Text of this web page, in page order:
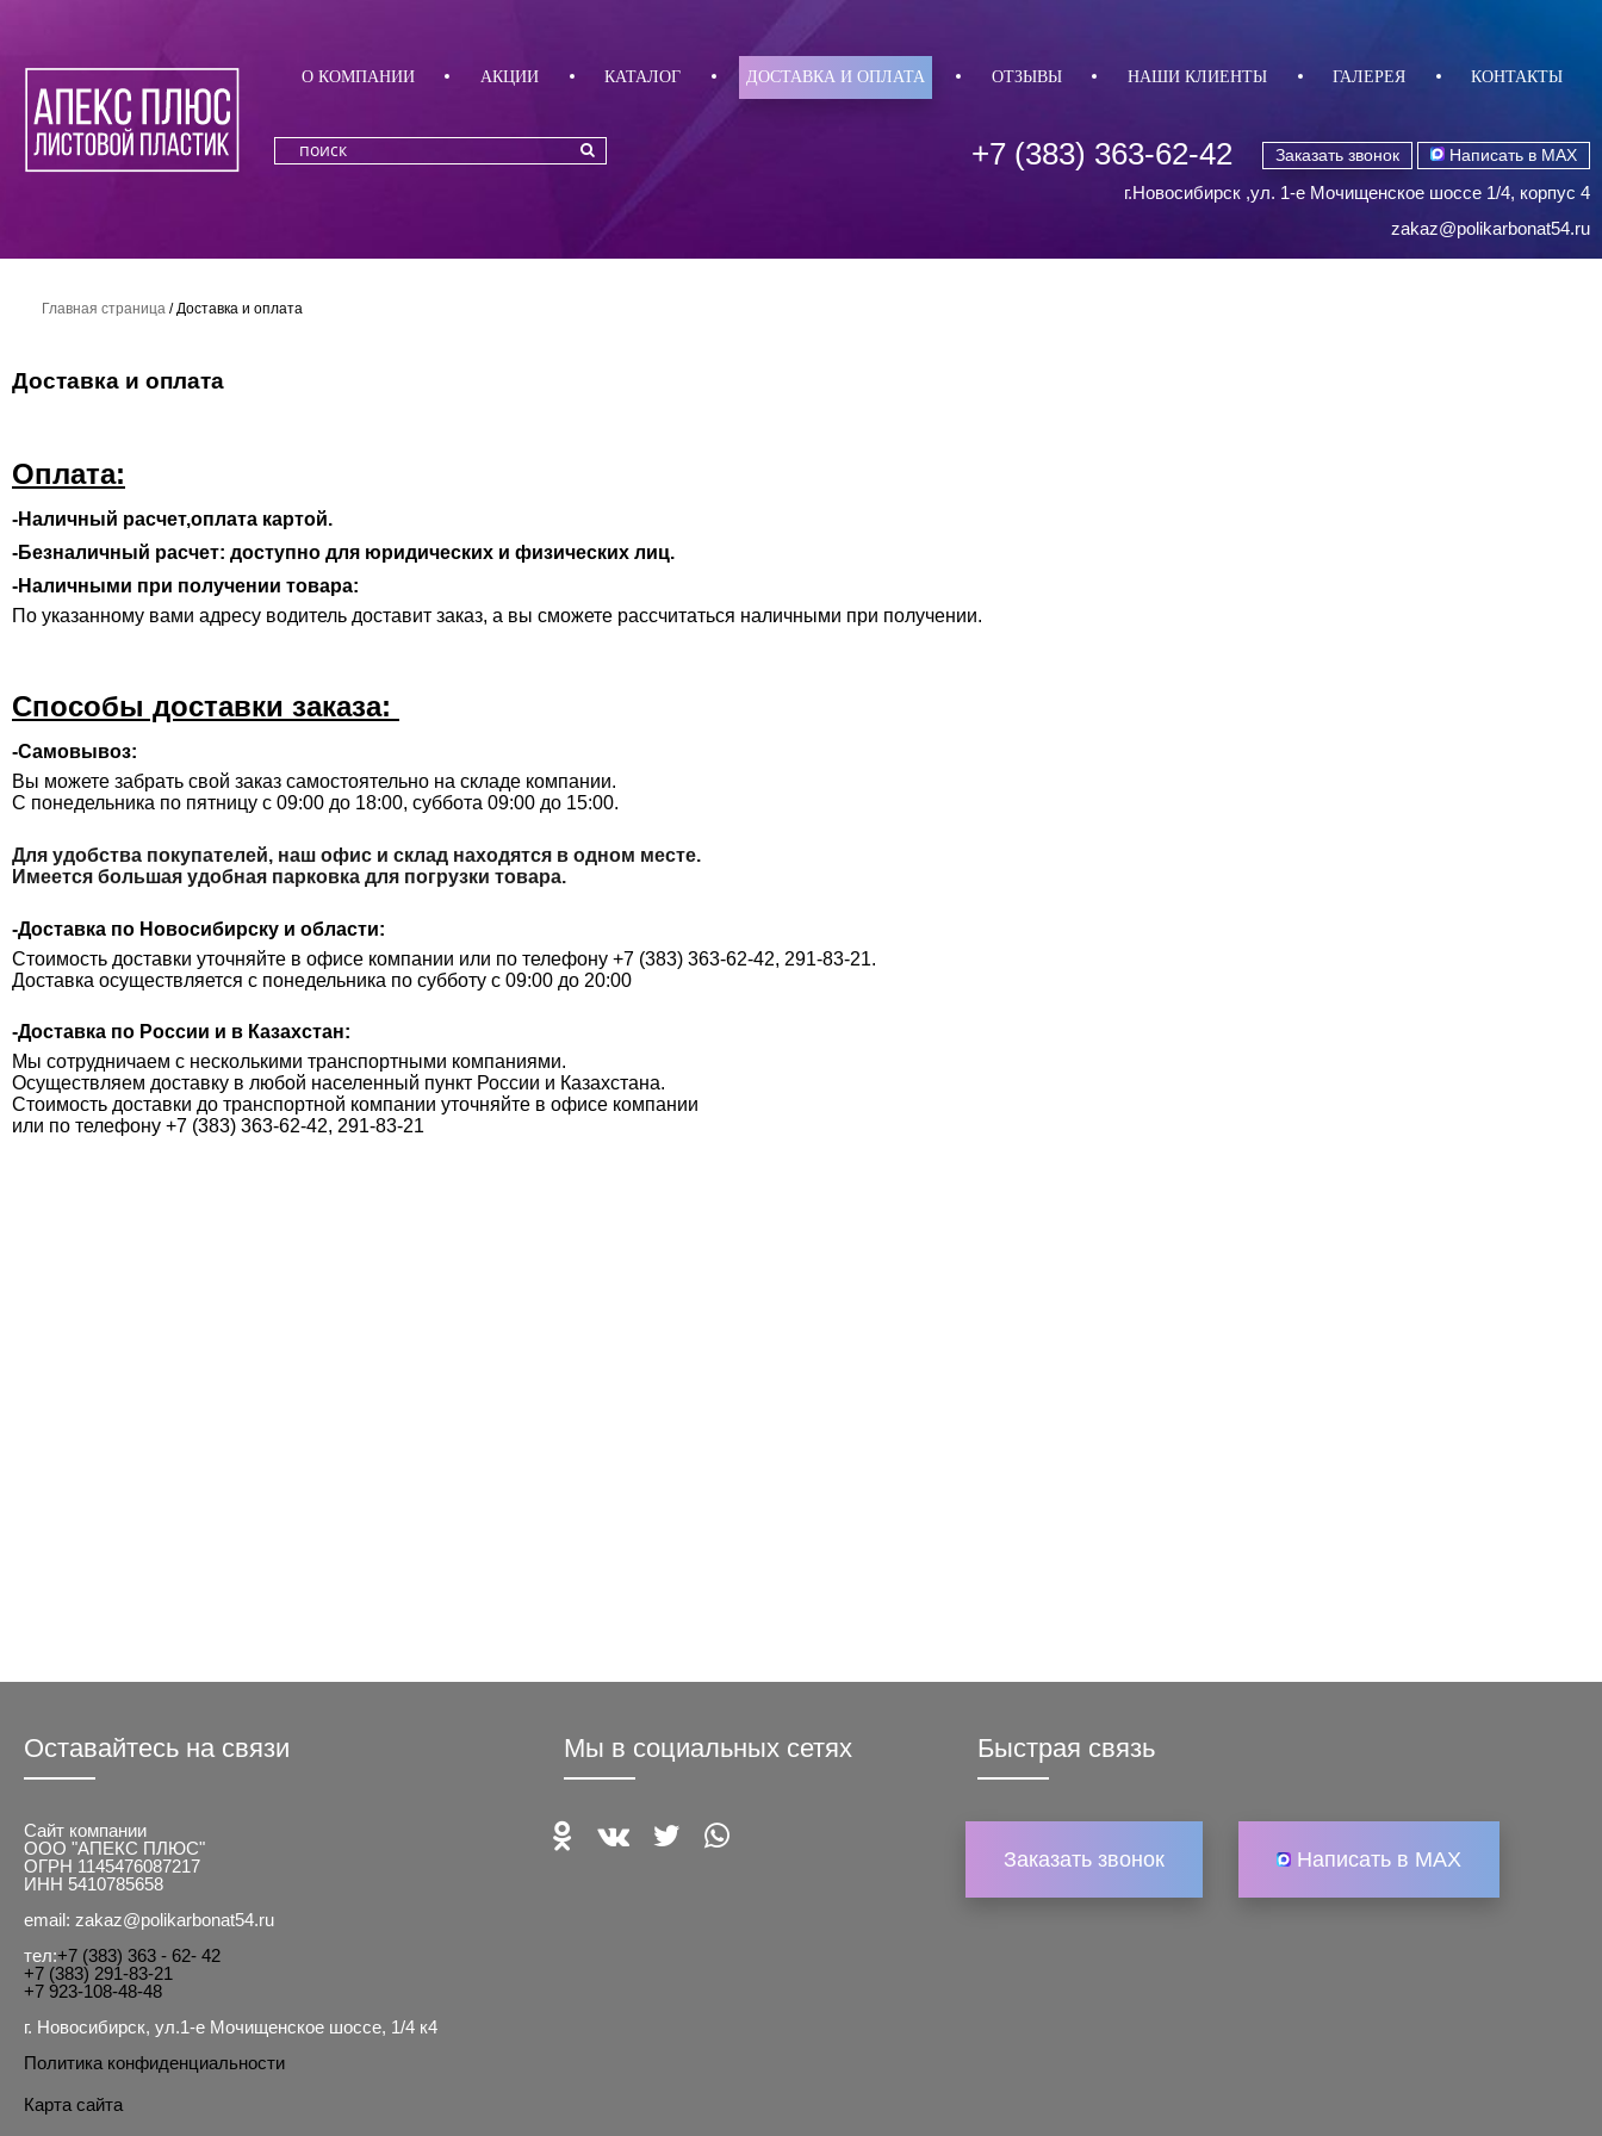
О КОМПАНИИ АКЦИИ КАТАЛОГ ДОСТАВКА И ОПЛАТА ОТЗЫВЫ НАШИ КЛИЕНТЫ ГАЛЕРЕЯ КОНТАКТЫ
+7 (383) 363-62-42 Заказать звонок Написать в MAX
г.Новосибирск ,ул. 1-е Мочищенское шоссе 1/4, корпус 4
zakaz@polikarbonat54.ru
Главная страница /Доставка и оплата
Доставка и оплата
Оплата:
-Наличный расчет,оплата картой.
-Безналичный расчет: доступно для юридических и физических лиц.
-Наличными при получении товара:
По указанному вами адресу водитель доставит заказ, а вы сможете рассчитаться наличными при получении.
Способы доставки заказа:
-Самовывоз:
Вы можете забрать свой заказ самостоятельно на складе компании.
С понедельника по пятницу с 09:00 до 18:00, суббота 09:00 до 15:00.
Для удобства покупателей, наш офис и склад находятся в одном месте.
Имеется большая удобная парковка для погрузки товара.
-Доставка по Новосибирску и области:
Стоимость доставки уточняйте в офисе компании или по телефону +7 (383) 363-62-42, 291-83-21.
Доставка осуществляется с понедельника по субботу с 09:00 до 20:00
-Доставка по России и в Казахстан:
Мы сотрудничаем с несколькими транспортными компаниями.
Осуществляем доставку в любой населенный пункт России и Казахстана.
Стоимость доставки до транспортной компании уточняйте в офисе компании
или по телефону +7 (383) 363-62-42, 291-83-21
Оставайтесь на связи
Сайт компании
ООО "АПЕКС ПЛЮС"
ОГРН 1145476087217
ИНН 5410785658
email: zakaz@polikarbonat54.ru
тел:+7 (383) 363 - 62- 42
+7 (383) 291-83-21
+7 923-108-48-48
г. Новосибирск, ул.1-е Мочищенское шоссе, 1/4 к4
Политика конфиденциальности
Карта сайта
Мы в социальных сетях Быстрая связь
Заказать звонок Написать в MAX